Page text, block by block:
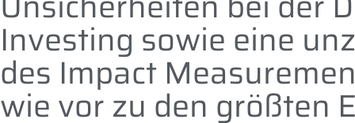
Investing sowie eine
des Impact
wie vor zu den größten